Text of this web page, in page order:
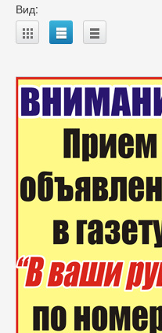
Вид:
A B C